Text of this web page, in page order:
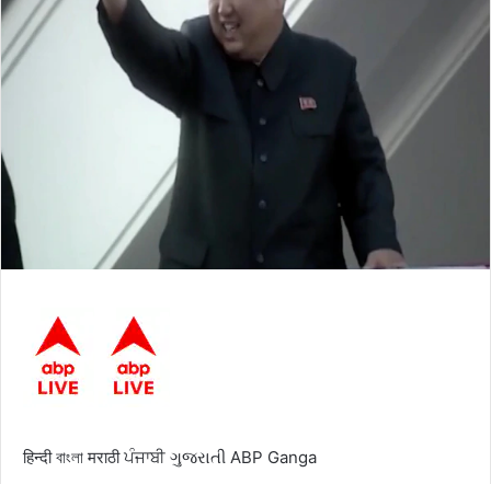
हिन्दीবাংলাमराठीਪੰਜਾਬੀ ગુજરાતી ABP Ganga